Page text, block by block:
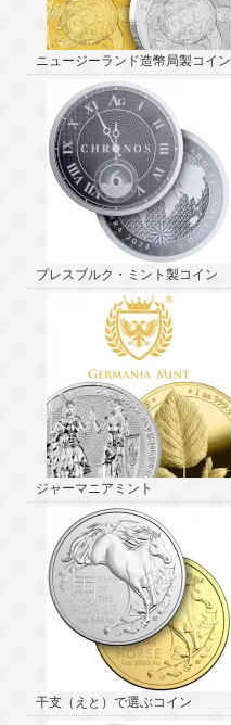
ニュージーランド造幣局製コイン
プレスブルク・ミント製コイン
ジャーマニアミント
干支（えと）で選ぶコイン